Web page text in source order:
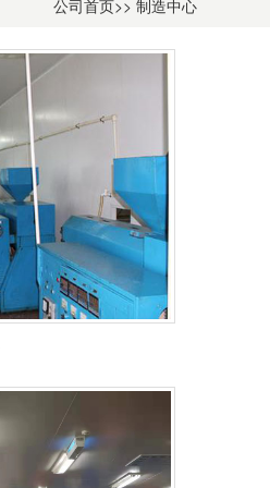
公司首页>> 制造中心